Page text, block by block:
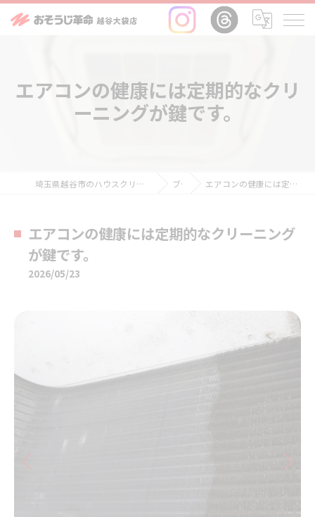
エアコンの健康には定期的なクリ
ーニングが鍵です。
埼玉県越谷市のハウスクリーニングならおそうじ革命越谷大袋店 ブログ エアコンの健康には定期的なクリーニングが鍵です。
エアコンの健康には定期的なクリーニング
が鍵です。
2026/05/23